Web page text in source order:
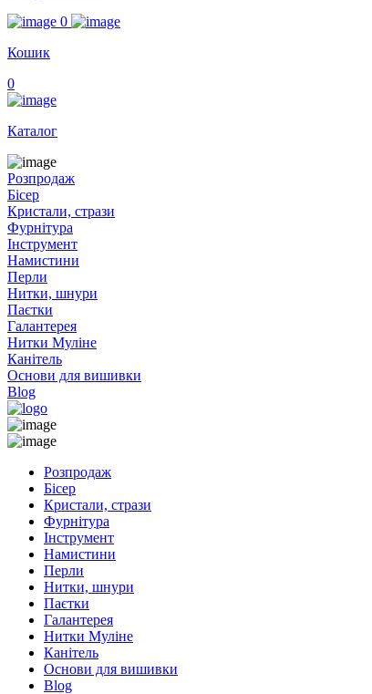
0
Кошик
0
Каталог
Розпродаж
Бісер
Кристали, стрази
Фурнітура
Інструмент
Намистини
Перли
Нитки, шнури
Паєтки
Галантерея
Нитки Муліне
Канітель
Основи для вишивки
Blog
Розпродаж
Бісер
Кристали, стрази
Фурнітура
Інструмент
Намистини
Перли
Нитки, шнури
Паєтки
Галантерея
Нитки Муліне
Канітель
Основи для вишивки
Blog